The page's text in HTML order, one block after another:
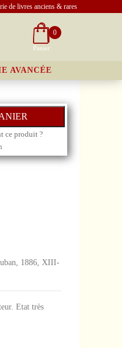
de livres anciens & rares
0
Panier
AVANCÉE
ce produit ?
1886, XIII-
Etat très